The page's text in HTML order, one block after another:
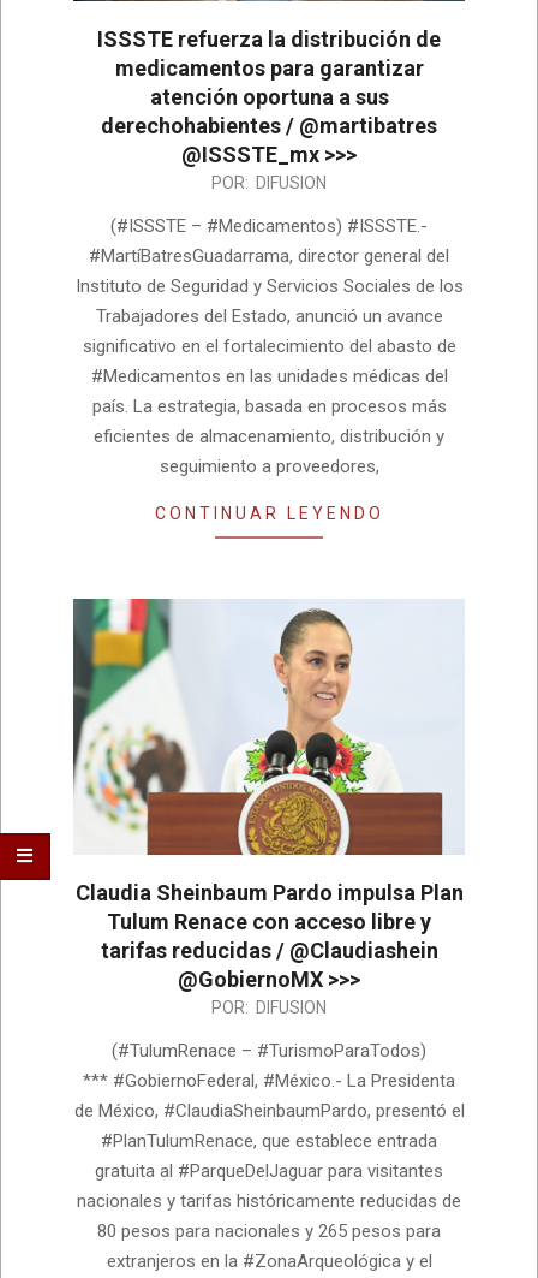
ISSSTE refuerza la distribución de
medicamentos para garantizar
atención oportuna a sus
derechohabientes / @martibatres
@ISSSTE_mx >>>
POR: DIFUSION
(#ISSSTE – #Medicamentos) #ISSSTE.-
#MartíBatresGuadarrama, director general del
Instituto de Seguridad y Servicios Sociales de los
Trabajadores del Estado, anunció un avance
significativo en el fortalecimiento del abasto de
#Medicamentos en las unidades médicas del
país. La estrategia, basada en procesos más
eficientes de almacenamiento, distribución y
seguimiento a proveedores,
CONTINUAR LEYENDO
Claudia Sheinbaum Pardo impulsa Plan
Tulum Renace con acceso libre y
tarifas reducidas / @Claudiashein
@GobiernoMX >>>
POR: DIFUSION
(#TulumRenace – #TurismoParaTodos)
*** #GobiernoFederal, #México.- La Presidenta
de México, #ClaudiaSheinbaumPardo, presentó el
#PlanTulumRenace, que establece entrada
gratuita al #ParqueDelJaguar para visitantes
nacionales y tarifas históricamente reducidas de
80 pesos para nacionales y 265 pesos para
extranjeros en la #ZonaArqueológica y el